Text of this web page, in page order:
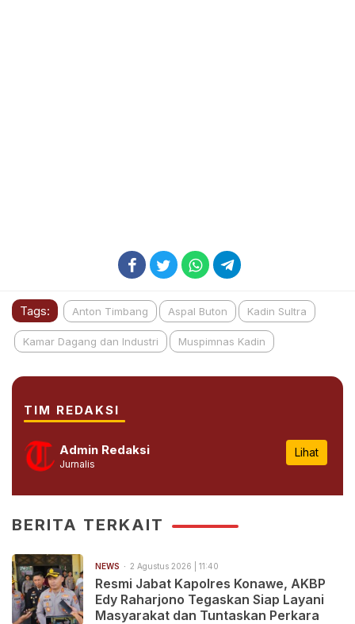
Tags: Anton Timbang Aspal Buton Kadin Sultra
Kamar Dagang dan Industri Muspimnas Kadin
TIM REDAKSI
Admin Redaksi
Jurnalis
Lihat
BERITA TERKAIT
NEWS 2 Agustus 2026 | 11:40
Resmi Jabat Kapolres Konawe, AKBP
Edy Raharjono Tegaskan Siap Layani
Masyarakat dan Tuntaskan Perkara